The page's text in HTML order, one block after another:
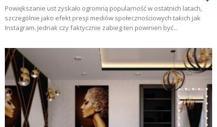
Powiększanie ust zyskało ogromną popularność w ostatnich latach,
szczególnie jako efekt presji mediów społecznościowych takich jak
Instagram. Jednak czy faktycznie zabieg ten powinien być...